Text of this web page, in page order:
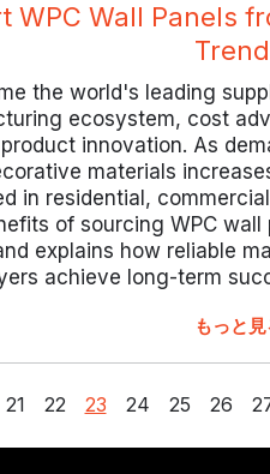
WPC Wall Panels
the world's leading
ecosystem, cost
innovation. As
materials
in residential,
of sourcing WPC wall
explains how reliable
achieve long-term
もっと見
21 22 23 24 25 26